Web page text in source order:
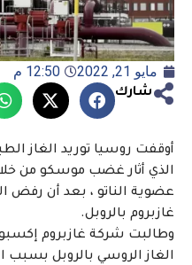
مايو 21, 2022 12:50 م
شارك
أوقفت روسيا توريد الغاز
الذي أثار غضب موسكو من
عضوية الناتو ، بعد أن رفض
غازبروم بالروبل.
وطالبت شركة غازبروم
الغاز الروسي بالروبل